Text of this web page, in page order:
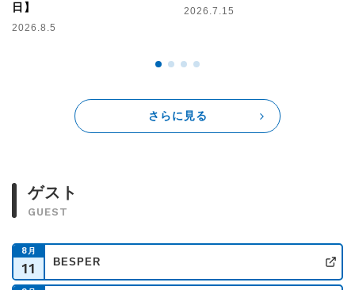
あなたの日常の出来事、どうでもいい報告、ライトな悩み事
なんでも送ってください！
《THIS IS 煩悩！》
あなたが体験した
全然下ネタじゃないのになんでか下ネタに聞こえてしまった
《もしもの少女漫画ストーリー》
イケメンなアンサーをお待ちしています！
日】
2026.8.5
2026.7.15
さらに見る
ゲスト
GUEST
8月
11
BESPER